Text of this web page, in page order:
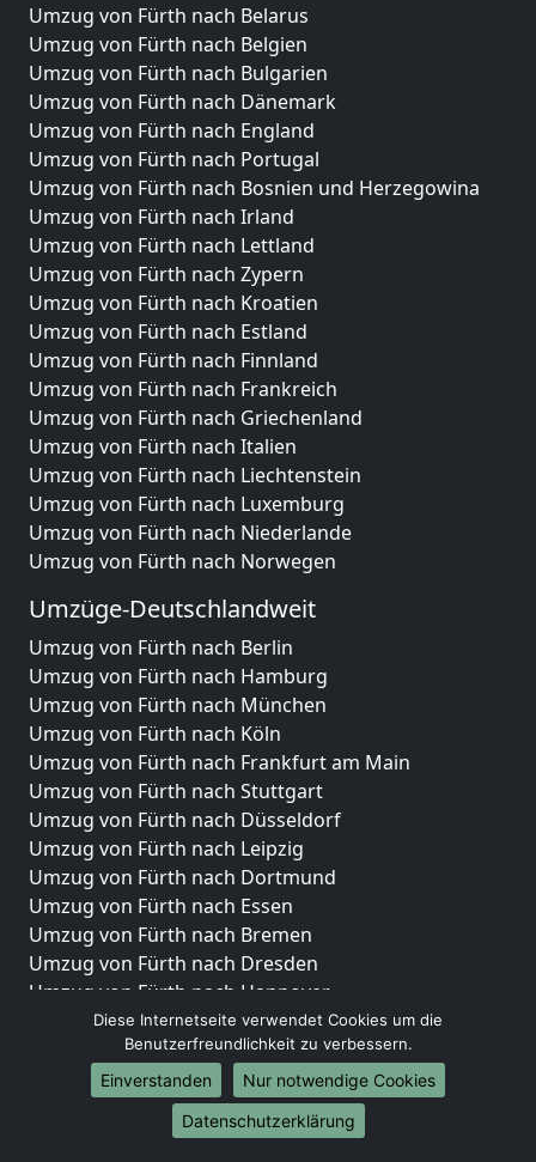
Umzug von Fürth nach Belarus
Umzug von Fürth nach Belgien
Umzug von Fürth nach Bulgarien
Umzug von Fürth nach Dänemark
Umzug von Fürth nach England
Umzug von Fürth nach Portugal
Umzug von Fürth nach Bosnien und Herzegowina
Umzug von Fürth nach Irland
Umzug von Fürth nach Lettland
Umzug von Fürth nach Zypern
Umzug von Fürth nach Kroatien
Umzug von Fürth nach Estland
Umzug von Fürth nach Finnland
Umzug von Fürth nach Frankreich
Umzug von Fürth nach Griechenland
Umzug von Fürth nach Italien
Umzug von Fürth nach Liechtenstein
Umzug von Fürth nach Luxemburg
Umzug von Fürth nach Niederlande
Umzug von Fürth nach Norwegen
Umzüge-Deutschlandweit
Umzug von Fürth nach Berlin
Umzug von Fürth nach Hamburg
Umzug von Fürth nach München
Umzug von Fürth nach Köln
Umzug von Fürth nach Frankfurt am Main
Umzug von Fürth nach Stuttgart
Umzug von Fürth nach Düsseldorf
Umzug von Fürth nach Leipzig
Umzug von Fürth nach Dortmund
Umzug von Fürth nach Essen
Umzug von Fürth nach Bremen
Umzug von Fürth nach Dresden
Umzug von Fürth nach Hannover
Umzug von Fürth nach Nürnberg
Umzug von Fürth nach Duisburg
Umzug von Fürth nach Bochum
Umzug von Fürth nach Wuppertal
Umzug von Fürth nach Bielefeld
Diese Internetseite verwendet Cookies um die
Benutzerfreundlichkeit zu verbessern.
Einverstanden
Nur notwendige Cookies
Datenschutzerklärung